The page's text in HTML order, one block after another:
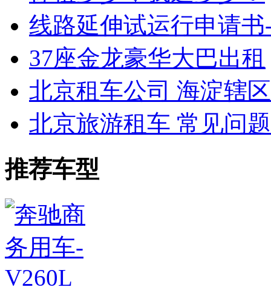
线路延伸试运行申请
37座金龙豪华大巴出租
北京租车公司 海淀辖
北京旅游租车 常见问
推荐车型